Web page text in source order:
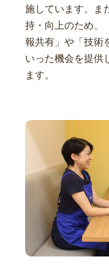
施しています。ま
持・向上のため、
報共有」や「技術
いった機会を提供
ます。